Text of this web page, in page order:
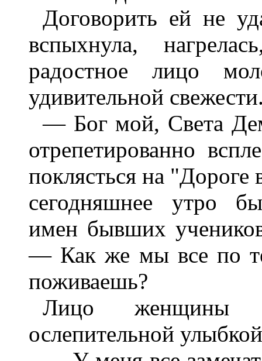
Договорить ей не
вспыхнула,
радостное лицо
удивительной
— Бог мой, Света
отрепетированно
поклясться на "Дороге
сегодняшнее утро
имен бывших
— Как же мы все по
поживаешь?
Лицо женщины
ослепительной